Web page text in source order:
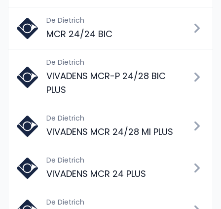
De Dietrich
MCR 24/24 BIC
De Dietrich
VIVADENS MCR-P 24/28 BIC
PLUS
De Dietrich
VIVADENS MCR 24/28 MI PLUS
De Dietrich
VIVADENS MCR 24 PLUS
De Dietrich